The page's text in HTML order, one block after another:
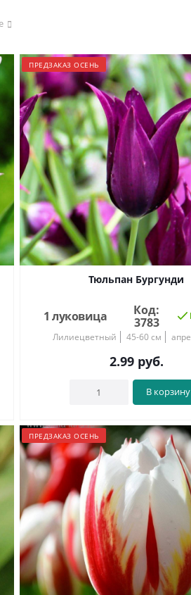
ПРЕДЗАКАЗ ОСЕНЬ
Тюльпан Бургунди
1 луковица
Код:
3783
Лилиецветный
45-60 см
2.99руб.
В корзину
ПРЕДЗАКАЗ ОСЕНЬ